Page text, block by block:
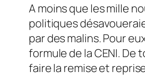
A moins que les mille
politiques
par des malins. Pour
formule de la CENI.
faire la remise et